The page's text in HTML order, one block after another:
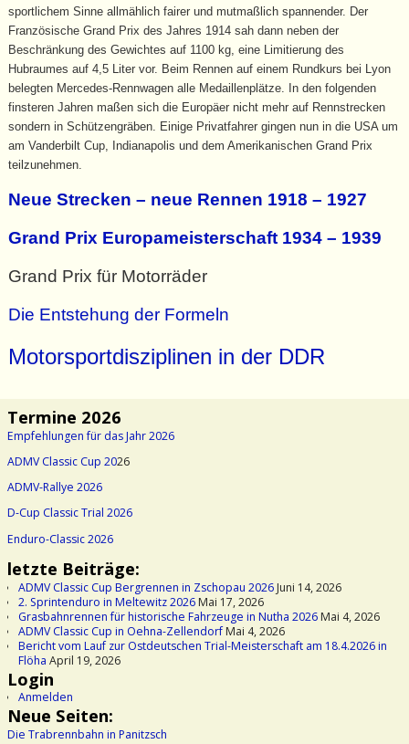
sportlichem Sinne allmählich fairer und mutmaßlich spannender. Der
Französische Grand Prix des Jahres 1914 sah dann neben der
Beschränkung des Gewichtes auf 1100 kg, eine Limitierung des
Hubraumes auf 4,5 Liter vor. Beim Rennen auf einem Rundkurs bei Lyon
belegten Mercedes-Rennwagen alle Medaillenplätze. In den folgenden
finsteren Jahren maßen sich die Europäer nicht mehr auf Rennstrecken
sondern in Schützengräben. Einige Privatfahrer gingen nun in die USA um
am Vanderbilt Cup, Indianapolis und dem Amerikanischen Grand Prix
teilzunehmen.
Neue Strecken – neue Rennen 1918 – 1927
Grand Prix Europameisterschaft 1934 – 1939
Grand Prix für Motorräder
Die Entstehung der Formeln
Motorsportdisziplinen in der DDR
Termine 2026
Empfehlungen für das Jahr 2026
ADMV Classic Cup 2026
ADMV-Rallye 2026
D-Cup Classic Trial 2026
Enduro-Classic 2026
letzte Beiträge:
ADMV Classic Cup Bergrennen in Zschopau 2026Juni 14, 2026
2. Sprintenduro in Meltewitz 2026Mai 17, 2026
Grasbahnrennen für historische Fahrzeuge in Nutha 2026Mai 4, 2026
ADMV Classic Cup in Oehna-ZellendorfMai 4, 2026
Bericht vom Lauf zur Ostdeutschen Trial-Meisterschaft am 18.4.2026 in
Flöha April 19, 2026
Login
Anmelden
Neue Seiten:
Die Trabrennbahn in Panitzsch